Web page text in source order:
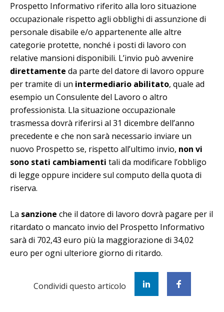
Prospetto Informativo riferito alla loro situazione
occupazionale rispetto agli obblighi di assunzione di
personale disabile e/o appartenente alle altre
categorie protette, nonché i posti di lavoro con
relative mansioni disponibili. L’invio può avvenire
direttamente da parte del datore di lavoro oppure
per tramite di un intermediario abilitato, quale ad
esempio un Consulente del Lavoro o altro
professionista. Lla situazione occupazionale
trasmessa dovrà riferirsi al 31 dicembre dell’anno
precedente e che non sarà necessario inviare un
nuovo Prospetto se, rispetto all’ultimo invio, non vi
sono stati cambiamenti tali da modificare l’obbligo
di legge oppure incidere sul computo della quota di
riserva.
La sanzione che il datore di lavoro dovrà pagare per il
ritardato o mancato invio del Prospetto Informativo
sarà di 702,43 euro più la maggiorazione di 34,02
euro per ogni ulteriore giorno di ritardo.
Condividi questo articolo